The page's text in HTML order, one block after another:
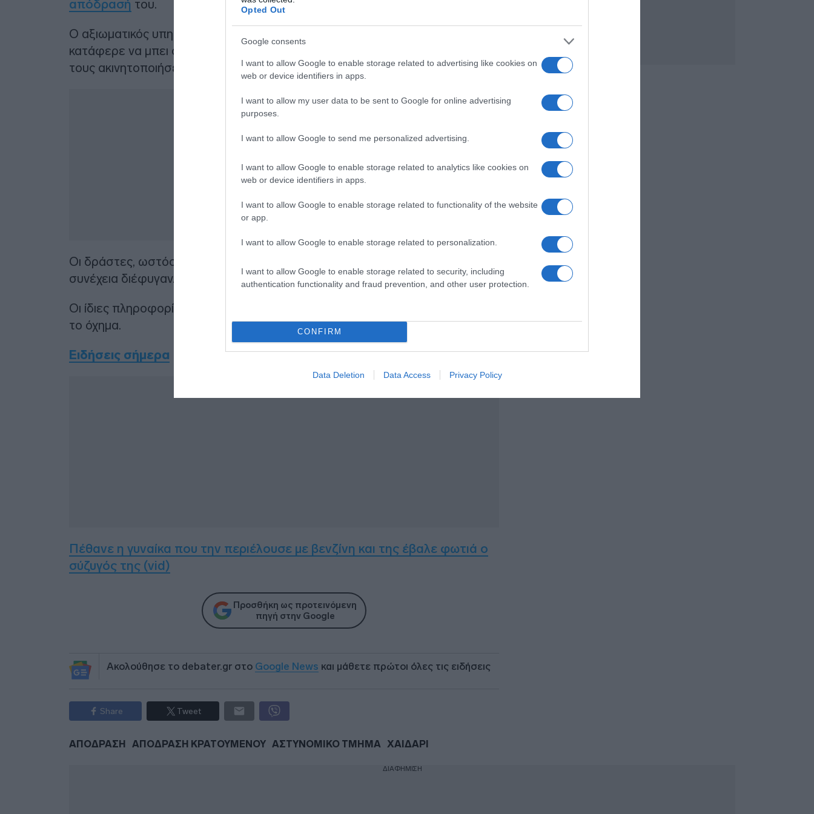
Opted Out
Google consents
I want to allow Google to enable storage related to advertising like cookies on
web or device identifiers in apps.
I want to allow my user data to be sent to Google for online advertising
purposes.
I want to allow Google to send me personalized advertising.
I want to allow Google to enable storage related to analytics like cookies on
web or device identifiers in apps.
I want to allow Google to enable storage related to functionality of the website
or app.
I want to allow Google to enable storage related to personalization.
I want to allow Google to enable storage related to security, including
authentication functionality and fraud prevention, and other user protection.
CONFIRM
Data Deletion Data Access Privacy Policy
απόδρασή του.
Ο αξιωματικός υπηρεσίας τους ακολούθησε και σύμφωνα με την ΕΡΤ
κατάφερε να μπει ο μισός στο όχημα τους και να τραβήξει χειρόφρενο, για να
τους ακινητοποιήσει.
Οι δράστες, ωστόσο, τον έριξαν από το αυτοκίνητο, τον τραυμάτισαν και στη
συνέχεια διέφυγαν.
Οι ίδιες πληροφορίες αναφέρουν πως στη συνέχεια οι δράστες εγκατέλειψαν
το όχημα.
Ειδήσεις σήμερα
Πέθανε η γυναίκα που την περιέλουσε με βενζίνη και της έβαλε φωτιά ο
σύζυγός της (vid)
Προσθήκη ως προτεινόμενη
πηγή στην Google
Ακολούθησε το debater.gr στο Google News και μάθετε πρώτοι όλες τις ειδήσεις
Share Tweet
ΑΠΟΔΡΑΣΗ ΑΠΟΔΡΑΣΗ ΚΡΑΤΟΥΜΕΝΟΥ ΑΣΤΥΝΟΜΙΚΟ ΤΜΗΜΑ ΧΑΙΔΑΡΙ
ΔΙΑΦΗΜΙΣΗ